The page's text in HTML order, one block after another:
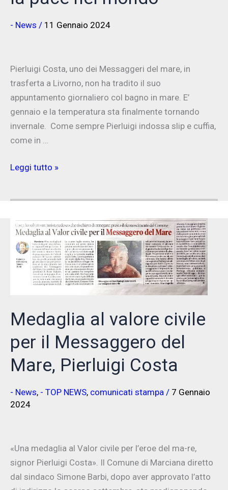
- News / 11 Gennaio 2024
Pierluigi Costa, uno dei Messaggeri del mare, in
trasferta a Livorno, non ha tradito il suo
appuntamento giornaliero col bagno in mare. E’
gennaio e la temperatura sta finalmente tornando
invernale. Come sempre Pierluigi indossa slip e cuffia,
come in …
Una
la
pace
nel
mondo
Leggi tutto »
Medaglia al valore civile
per il Messaggero del
Mare, Pierluigi Costa
- News, - TOP NEWS, comunicati stampa / 7 Gennaio
2024
«Una medaglia al Valor civile per l’eroe del ma-re,
signor Pierluigi Costa». Il Comune di Marciana diretto
dal sindaco Simone Barbi, dopo aver approvato l’atto